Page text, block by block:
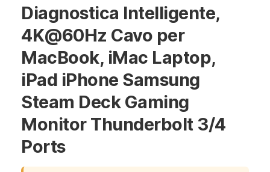
Diagnostica Intelligente,
4K@60Hz Cavo per
MacBook, iMac Laptop,
iPad iPhone Samsung
Steam Deck Gaming
Monitor Thunderbolt 3/4
Ports